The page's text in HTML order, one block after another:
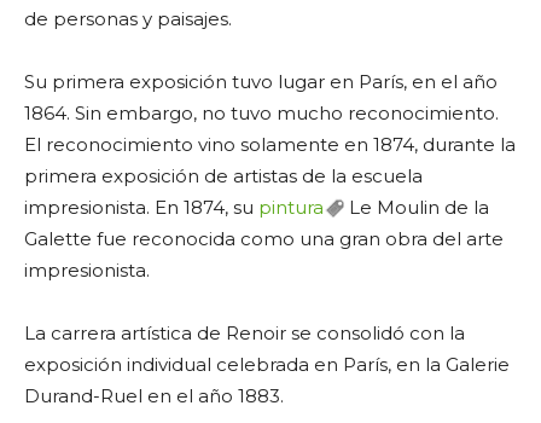
de personas y paisajes.
Su primera exposición tuvo lugar en París, en el año
1864. Sin embargo, no tuvo mucho reconocimiento.
El reconocimiento vino solamente en 1874, durante la
primera exposición de artistas de la escuela
impresionista. En 1874, su pintura
Le Moulin de la
Galette fue reconocida como una gran obra del arte
impresionista.
La carrera artística de Renoir se consolidó con la
exposición individual celebrada en París, en la Galerie
Durand-Ruel en el año 1883.